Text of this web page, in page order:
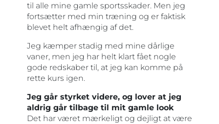
til alle mine gamle sportsskader. Men jeg
fortsætter med min træning og er faktisk
blevet helt afhængig af det.
Jeg kæmper stadig med mine dårlige
vaner, men jeg har helt klart fået nogle
gode redskaber til, at jeg kan komme på
rette kurs igen.
Jeg går styrket videre, og lover at jeg
aldrig går tilbage til mit gamle look
Det har været mærkeligt og dejligt at være